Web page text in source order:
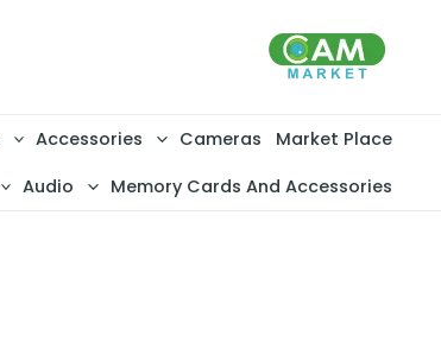
Market Place
Cameras
Accessories
Memory Cards And Accessories
Audio